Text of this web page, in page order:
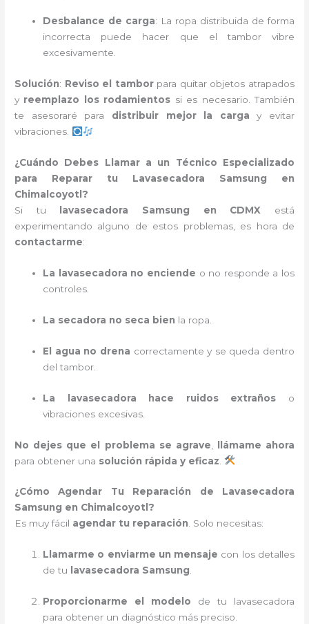
Desbalance de carga: La ropa distribuida de forma
incorrecta puede hacer que el tambor vibre
excesivamente.
Solución: Reviso el tamborpara quitar objetos atrapados
y reemplazo los rodamientos si es necesario. También
te asesoraré para distribuir mejor la carga y evitar
vibraciones.
¿Cuándo Debes Llamar a un Técnico Especializado
para Reparar tu Lavasecadora Samsung en
Chimalcoyotl?
Si tu
lavasecadora Samsung en CDMX está
experimentando alguno de estos problemas, es hora de
contactarme:
La lavasecadora no enciende o no responde a los
controles.
La secadora no seca bien la ropa.
El agua no drena correctamente y se queda dentro
del tambor.
La lavasecadora hace ruidos extraños o
vibraciones excesivas.
No dejes que el problema se agrave
llámame ahora
para obtener una solución rápida y eficaz
¿Cómo Agendar Tu Reparación de Lavasecadora
Samsung en Chimalcoyotl?
Es muy fácil agendar tu reparación. Solo necesitas:
Llamarme o enviarme un mensaje con los detalles
de tu
lavasecadora Samsung.
Proporcionarme el modelo de tu lavasecadora
para obtener un diagnóstico más preciso.